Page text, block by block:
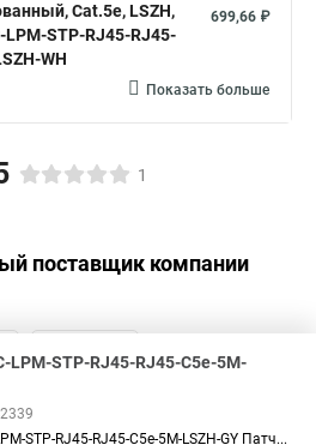
Cat.5е, LSZH,
LPM-STP-RJ45-RJ45-
WH
699,66 ₽
Показать больше
1
поставщик компании
LPM-STP-RJ45-RJ45-C5e-5M-
STP-RJ45-RJ45-C5e-5M-LSZH-GY Патч...